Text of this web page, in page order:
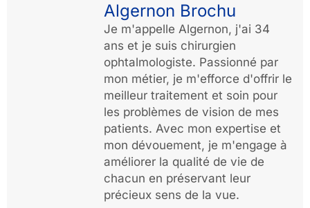
Algernon Brochu
Je m'appelle Algernon, j'ai 34
ans et je suis chirurgien
ophtalmologiste. Passionné par
mon métier, je m'efforce d'offrir le
meilleur traitement et soin pour
les problèmes de vision de mes
patients. Avec mon expertise et
mon dévouement, je m'engage à
améliorer la qualité de vie de
chacun en préservant leur
précieux sens de la vue.